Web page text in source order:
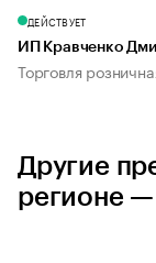
ДЕЙСТВУЕТ
ИП Кравченко
Торговля
Другие
регионе